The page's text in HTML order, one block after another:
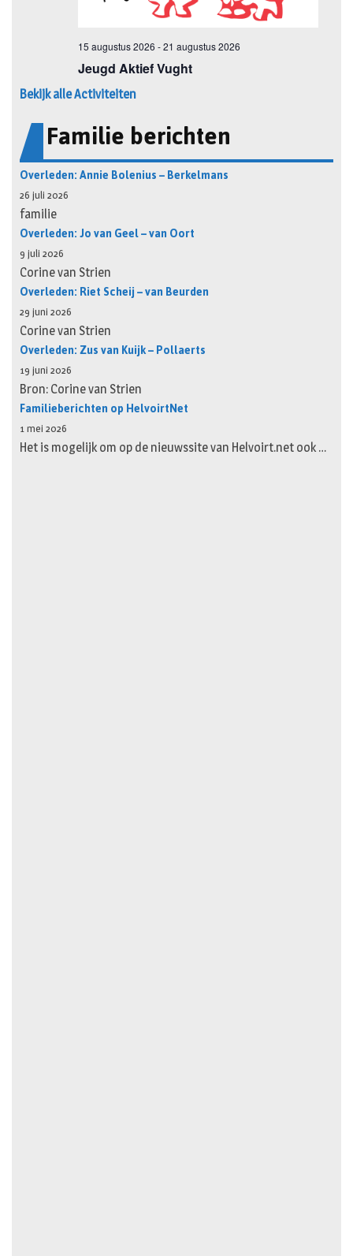
Bekijk alle Activiteiten
Familie berichten
Overleden: Annie Bolenius – Berkelmans
26 juli 2026
familie
Overleden: Jo van Geel – van Oort
9 juli 2026
Corine van Strien
Overleden: Riet Scheij – van Beurden
29 juni 2026
Corine van Strien
Overleden: Zus van Kuijk – Pollaerts
19 juni 2026
Bron: Corine van Strien
Familieberichten op HelvoirtNet
1 mei 2026
Het is mogelijk om op de nieuwssite van Helvoirt.net ook …